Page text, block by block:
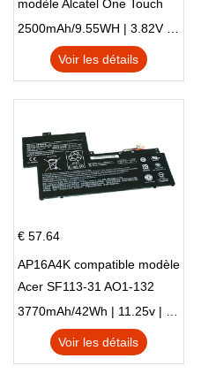
modèle Alcatel One Touch
Pop 4 Plus OT-5056D
2500mAh/9.55WH | 3.82V | Li-ion ...
Voir les détails
€ 57.64
AP16A4K compatible modèle
Acer SF113-31 AO1-132
NE132
3770mAh/42Wh | 11.25v | Li-ion ...
Voir les détails